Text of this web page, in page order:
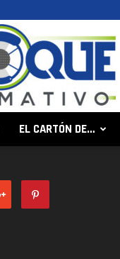
EL CARTÓN DE…